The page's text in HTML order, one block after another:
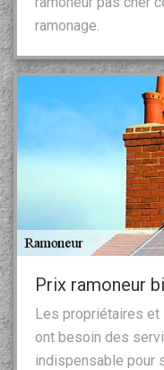
ramonage.
Prix ramoneur
Les propriétaires et
ont besoin des
indispensable pour